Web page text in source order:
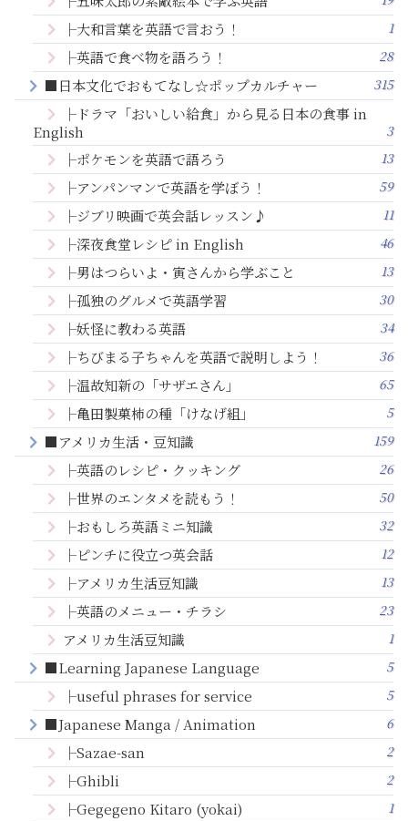
├大和言葉を英語で言おう！ 1
├英語で食べ物を語ろう！ 28
■日本文化でおもてなし☆ポップカルチャー 315
├ドラマ「おいしい給食」から見る日本の食事 in
English
3
├ポケモンを英語で語ろう 13
├アンパンマンで英語を学ぼう！ 59
├ジブリ映画で英会話レッスン♪ 11
├深夜食堂レシピ in English 46
├男はつらいよ・寅さんから学ぶこと 13
├孤独のグルメで英語学習 30
├妖怪に教わる英語 34
├ちびまる子ちゃんを英語で説明しよう！ 36
├温故知新の「サザエさん」 65
├亀田製菓柿の種「けなげ組」 5
■アメリカ生活・豆知識 159
├英語のレシピ・クッキング 26
├世界のエンタメを読もう！ 50
├おもしろ英語ミニ知識 32
├ピンチに役立つ英会話 12
├アメリカ生活豆知識 13
├英語のメニュー・チラシ 23
アメリカ生活豆知識 1
■Learning Japanese Language 5
├useful phrases for service 5
■Japanese Manga / Animation 6
├Sazae-san 2
├Ghibli 2
├Gegegeno Kitaro (yokai) 1